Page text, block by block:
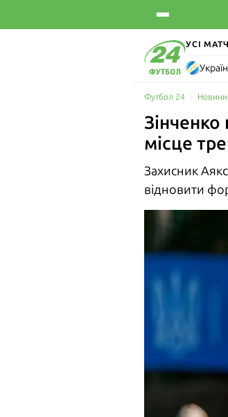
УСІ
Футбол 24
місце
Захисник
відновити